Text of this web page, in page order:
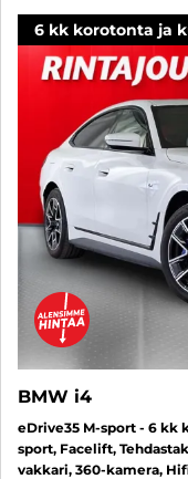
6 kk korotonta ja
BMW i4
eDrive35 M-sport - 6 kk
sport, Facelift,
vakkari, 360-kamera,